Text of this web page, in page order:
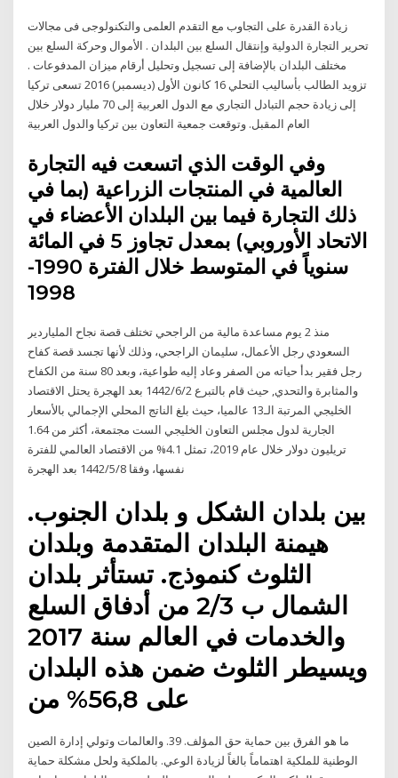
زيادة القدرة على التجاوب مع التقدم العلمى والتكنولوجى فى مجالات
تحرير التجارة الدولية وإنتقال السلع بين البلدان . الأموال وحركة السلع بين
مختلف البلدان بالإضافة إلى تسجيل وتحليل أرقام ميزان المدفوعات .
تزويد الطالب بأساليب التحلي 16 كانون الأول (ديسمبر) 2016 تسعى تركيا
إلى زيادة حجم التبادل التجاري مع الدول العربية إلى 70 مليار دولار خلال
وفي الوقت الذي اتسعت فيه التجارة
العالمية في المنتجات الزراعية (بما في
ذلك التجارة فيما بين البلدان الأعضاء في
الاتحاد الأوروبي) بمعدل تجاوز 5 في المائة
سنوياً في المتوسط خلال الفترة 1990-
1998
منذ 2 يوم مساعدة مالية من الراجحي تختلف قصة نجاح الملياردير
السعودي رجل الأعمال، سليمان الراجحي، وذلك لأنها تجسد قصة كفاح
رجل فقير بدأ حياته من الصفر وعاد إليه طواعية، وبعد 80 سنة من الكفاح
والمثابرة والتحدي, حيث قام بالتبرع 2‏‏/6‏‏/1442 بعد الهجرة يحتل الاقتصاد
الخليجي المرتبة الـ13 عالميا، حيث بلغ الناتج المحلي الإجمالي بالأسعار
الجارية لدول مجلس التعاون الخليجي الست مجتمعة، أكثر من 1.64
تريليون دولار خلال عام 2019، تمثل 4.1% من الاقتصاد العالمي للفترة
نفسها، وفقا 8‏‏/5‏‏/1442 بعد الهجرة
بين بلدان الشكل و بلدان الجنوب.
هيمنة البلدان المتقدمة وبلدان
الثلوث كنموذج. تستأثر بلدان
الشمال ب 2/3 من أدفاق السلع
والخدمات في العالم سنة 2017
ويسيطر الثلوث ضمن هذه البلدان
على 56,8% من
ما هو الفرق بين حماية حق المؤلف. 39. والعالمات وتولي إدارة الصين
الوطنية للملكية اهتماماً بالغاً لزيادة الوعي. بالملكية ولحل مشكلة حماية